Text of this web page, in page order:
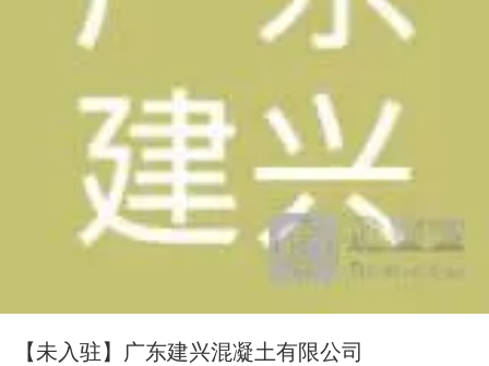
【未入驻】广东建兴混凝土有限公司